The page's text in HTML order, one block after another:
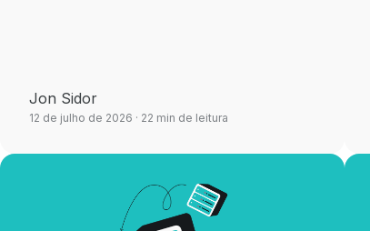
Jon Sidor
12 de julho de 2026 · 22 min de leitura